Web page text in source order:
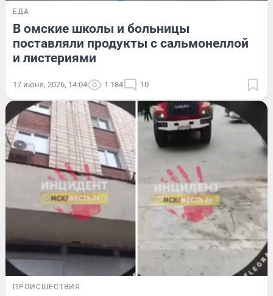
ЕДА
В омские школы и больницы
поставляли продукты с сальмонеллой
и листериями
17 июня, 2026, 14:04 1 184 10
ПРОИСШЕСТВИЯ